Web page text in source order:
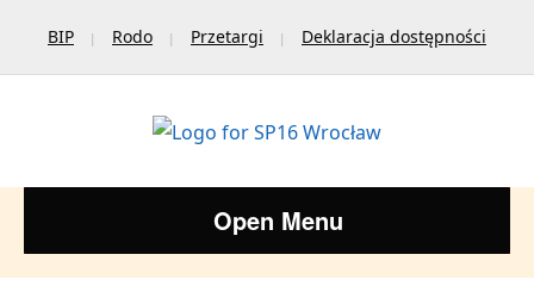
BIP Rodo Przetargi Deklaracja dostępności
Open Menu